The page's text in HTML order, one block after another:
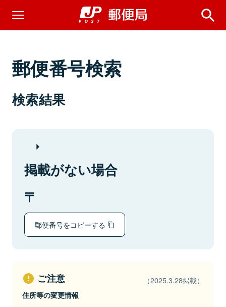
郵便番号検索
検索結果
掲載がない場合
郵便番号をコピーする
ご注意 （2025.3.28掲載）
住所等の変更情報